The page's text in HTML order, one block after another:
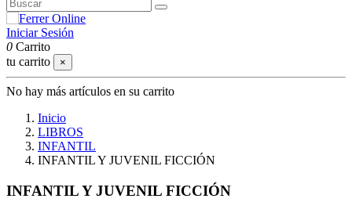
Iniciar Sesión
0 Carrito
tu carrito
×
No hay más artículos en su carrito
Inicio
LIBROS
INFANTIL
INFANTIL Y JUVENIL FICCIÓN
INFANTIL Y JUVENIL FICCIÓN